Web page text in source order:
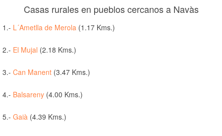
Casas rurales en pueblos cercanos a Navàs
1.- L´Ametlla de Merola (1.17 Kms.)
2.- El Mujal (2.18 Kms.)
3.- Can Manent (3.47 Kms.)
4.- Balsareny (4.00 Kms.)
5.- Gaià (4.39 Kms.)